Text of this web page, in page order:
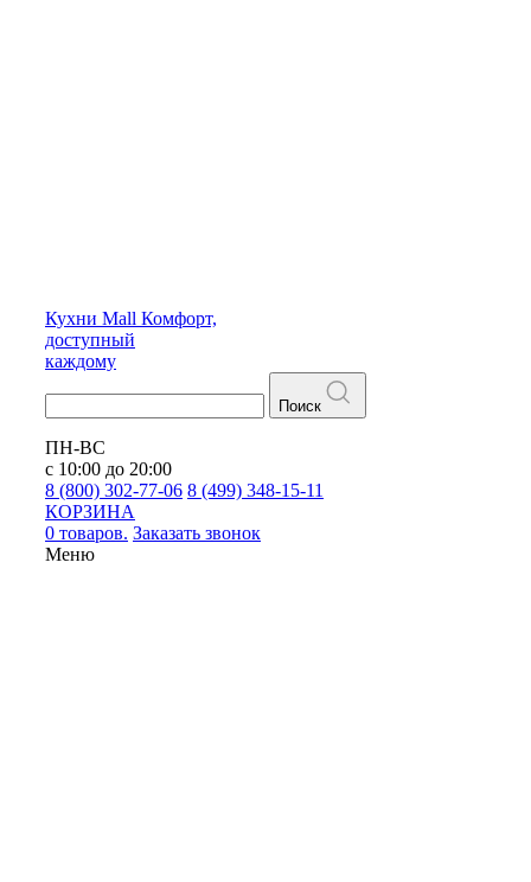
Кухни Mall Комфорт,
доступный
каждому
Поиск
ПН-ВС
с 10:00 до 20:00
8 (800) 302-77-06 8 (499) 348-15-11
КОРЗИНА
0 товаров. Заказать звонок
Меню